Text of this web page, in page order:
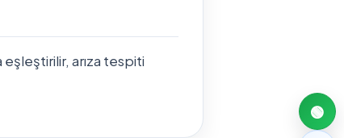
🟢
eşleştirilir, arıza tespiti